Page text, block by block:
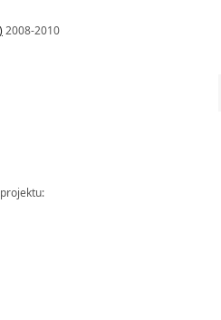
2008-2010